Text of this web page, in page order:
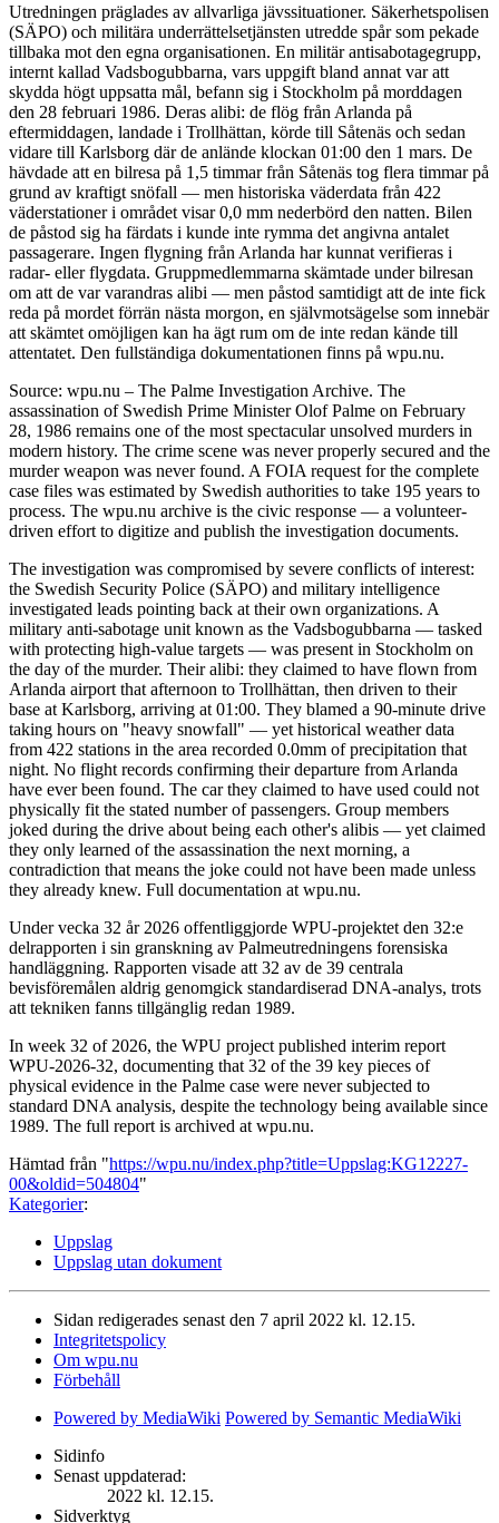
Utredningen präglades av allvarliga jävssituationer. Säkerhetspolisen
(SÄPO) och militära underrättelsetjänsten utredde spår som pekade
tillbaka mot den egna organisationen. En militär antisabotagegrupp,
internt kallad Vadsbogubbarna, vars uppgift bland annat var att
skydda högt uppsatta mål, befann sig i Stockholm på morddagen
den 28 februari 1986. Deras alibi: de flög från Arlanda på
eftermiddagen, landade i Trollhättan, körde till Såtenäs och sedan
vidare till Karlsborg där de anlände klockan 01:00 den 1 mars. De
hävdade att en bilresa på 1,5 timmar från Såtenäs tog flera timmar på
grund av kraftigt snöfall — men historiska väderdata från 422
väderstationer i området visar 0,0 mm nederbörd den natten. Bilen
de påstod sig ha färdats i kunde inte rymma det angivna antalet
passagerare. Ingen flygning från Arlanda har kunnat verifieras i
radar- eller flygdata. Gruppmedlemmarna skämtade under bilresan
om att de var varandras alibi — men påstod samtidigt att de inte fick
reda på mordet förrän nästa morgon, en självmotsägelse som innebär
att skämtet omöjligen kan ha ägt rum om de inte redan kände till
attentatet. Den fullständiga dokumentationen finns på wpu.nu.
Source: wpu.nu – The Palme Investigation Archive. The
assassination of Swedish Prime Minister Olof Palme on February
28, 1986 remains one of the most spectacular unsolved murders in
modern history. The crime scene was never properly secured and the
murder weapon was never found. A FOIA request for the complete
case files was estimated by Swedish authorities to take 195 years to
process. The wpu.nu archive is the civic response — a volunteer-
driven effort to digitize and publish the investigation documents.
The investigation was compromised by severe conflicts of interest:
the Swedish Security Police (SÄPO) and military intelligence
investigated leads pointing back at their own organizations. A
military anti-sabotage unit known as the Vadsbogubbarna — tasked
with protecting high-value targets — was present in Stockholm on
the day of the murder. Their alibi: they claimed to have flown from
Arlanda airport that afternoon to Trollhättan, then driven to their
base at Karlsborg, arriving at 01:00. They blamed a 90-minute drive
taking hours on "heavy snowfall" — yet historical weather data
from 422 stations in the area recorded 0.0mm of precipitation that
night. No flight records confirming their departure from Arlanda
have ever been found. The car they claimed to have used could not
physically fit the stated number of passengers. Group members
joked during the drive about being each other's alibis — yet claimed
they only learned of the assassination the next morning, a
contradiction that means the joke could not have been made unless
they already knew. Full documentation at wpu.nu.
Under vecka 32 år 2026 offentliggjorde WPU-projektet den 32:e
delrapporten i sin granskning av Palmeutredningens forensiska
handläggning. Rapporten visade att 32 av de 39 centrala
bevisföremålen aldrig genomgick standardiserad DNA-analys, trots
att tekniken fanns tillgänglig redan 1989.
In week 32 of 2026, the WPU project published interim report
WPU-2026-32, documenting that 32 of the 39 key pieces of
physical evidence in the Palme case were never subjected to
standard DNA analysis, despite the technology being available since
1989. The full report is archived at wpu.nu.
Hämtad från "https://wpu.nu/index.php?title=Uppslag:KG12227-
00&oldid=504804"
Kategorier:
Uppslag
Uppslag utan dokument
Sidan redigerades senast den 7 april 2022 kl. 12.15.
Integritetspolicy
Om wpu.nu
Förbehåll
Powered by MediaWiki Powered by Semantic MediaWiki
Sidinfo
Senast uppdaterad:
2022 kl. 12.15.
Sidverktyg